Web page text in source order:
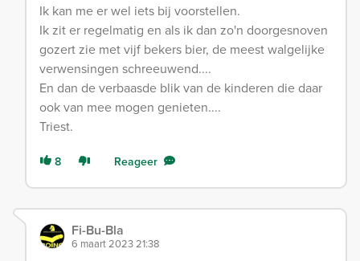
Ik kan me er wel iets bij voorstellen.
Ik zit er regelmatig en als ik dan zo'n doorgesnoven
gozert zie met vijf bekers bier, de meest walgelijke
verwensingen schreeuwend....
En dan de verbaasde blik van de kinderen die daar
ook van mee mogen genieten....
Triest.
8 Reageer
Fi-Bu-Bla
6 maart 2023 21:38